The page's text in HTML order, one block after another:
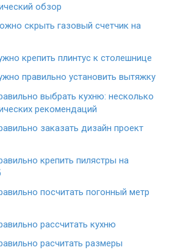
обзор
скрыть газовый счетчик на
крепить плинтус к столешнице
правильно установить вытяжку
выбрать кухню: несколько
рекомендаций
заказать дизайн проект
крепить пилястры на
посчитать погонный метр
рассчитать кухню
расчитать размеры